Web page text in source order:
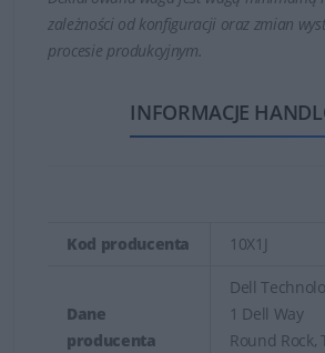
zależności od konfiguracji oraz zmian
procesie produkcyjnym.
INFORMACJE
Kod producenta 10X1J
Dane
producenta
Dell
1 Dell Way
Round Rock,